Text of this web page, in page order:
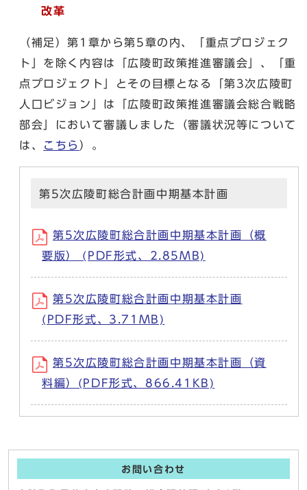
改革
（補足）第1章から第5章の内、「重点プロジェク
ト」を除く内容は「広陵町政策推進審議会」、「重
点プロジェクト」とその目標となる「第3次広陵町
人口ビジョン」は「広陵町政策推進審議会総合戦略
部会」において審議しました（審議状況等について
は、
こちら ）。
第5次広陵町総合計画中期基本計画
第5次広陵町総合計画中期基本計画（概
要版） (PDF形式、2.85MB)
第5次広陵町総合計画中期基本計画
(PDF形式、3.71MB)
第5次広陵町総合計画中期基本計画（資
料編）(PDF形式、866.41KB)
お問い合わせ